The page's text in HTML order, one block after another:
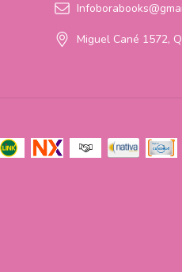
Miguel Cané 1572,